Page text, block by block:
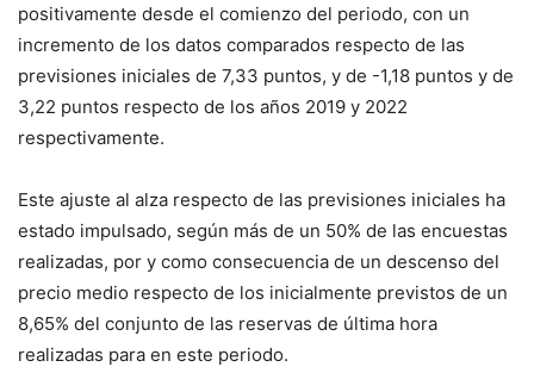
positivamente desde el comienzo del periodo, con un
incremento de los datos comparados respecto de las
previsiones iniciales de 7,33 puntos, y de -1,18 puntos y de
3,22 puntos respecto de los años 2019 y 2022
respectivamente.
Este ajuste al alza respecto de las previsiones iniciales ha
estado impulsado, según más de un 50% de las encuestas
realizadas, por y como consecuencia de un descenso del
precio medio respecto de los inicialmente previstos de un
8,65% del conjunto de las reservas de última hora
realizadas para en este periodo.